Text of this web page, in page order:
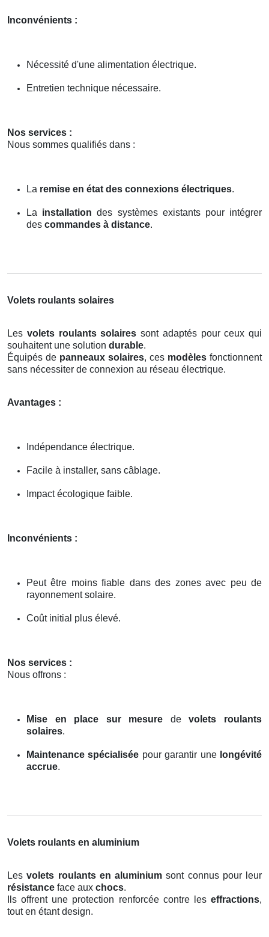
Inconvénients :
Nécessité d'une alimentation électrique.
Entretien technique nécessaire.
Nos services :
Nous sommes qualifiés dans :
La remise en état des connexions électriques.
La installation des systèmes existants pour intégrer
des commandes à distance.
Volets roulants solaires
Les volets roulants solaires sont adaptés pour ceux qui
souhaitent une solution durable.
Équipés de panneaux solaires, ces modèles fonctionnent
sans nécessiter de connexion au réseau électrique.
Avantages :
Indépendance électrique.
Facile à installer, sans câblage.
Impact écologique faible.
Inconvénients :
Peut être moins fiable dans des zones avec peu de
rayonnement solaire.
Coût initial plus élevé.
Nos services :
Nous offrons :
Mise en place sur mesure devolets roulants
solaires.
Maintenance spécialisée pour garantir une longévité
accrue.
Volets roulants en aluminium
Lesvolets roulants en aluminium sont connus pour leur
résistance face aux chocs.
Ils offrent une protection renforcée contre les effractions,
tout en étant design.